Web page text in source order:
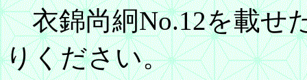
衣錦尚絅No.12を載せ
りください。